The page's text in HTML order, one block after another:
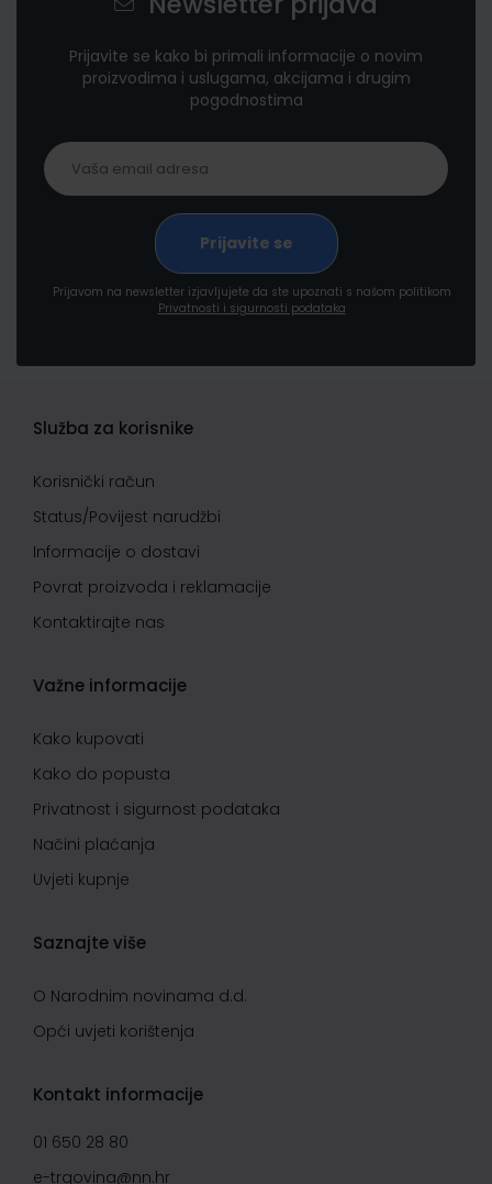
Prijavite se kako bi primali informacije o novim
proizvodima i uslugama, akcijama i drugim
pogodnostima
Prijavom na newsletter izjavljujete da ste upoznati s našom politikom
Privatnosti i sigurnosti podataka
Služba za korisnike
Korisnički račun
Status/Povijest narudžbi
Informacije o dostavi
Povrat proizvoda i reklamacije
Kontaktirajte nas
Važne informacije
Kako kupovati
Kako do popusta
Privatnost i sigurnost podataka
Načini plaćanja
Uvjeti kupnje
Saznajte više
O Narodnim novinama d.d.
Opći uvjeti korištenja
Kontakt informacije
01 650 28 80
e-trgovina@nn.hr